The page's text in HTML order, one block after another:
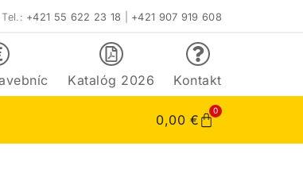
Tel.: +421 55 622 23 18 +421 907 919 608
Katalóg 2026 Kontakt
0,00 €
0